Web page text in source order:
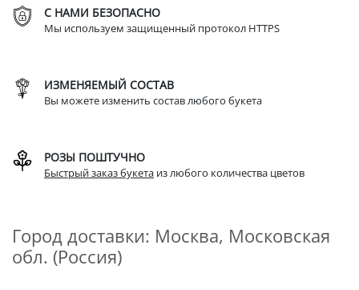
С НАМИ БЕЗОПАСНО
Мы используем защищенный протокол HTTPS
ИЗМЕНЯЕМЫЙ СОСТАВ
Вы можете изменить состав любого букета
РОЗЫ ПОШТУЧНО
Быстрый заказ букета из любого количества цветов
Город доставки: Москва, Московская
обл. (Россия)